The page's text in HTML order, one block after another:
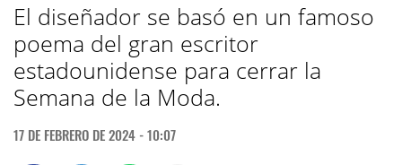
El diseñador se basó en un famoso
poema del gran escritor
estadounidense para cerrar la
Semana de la Moda.
17 DE FEBRERO DE 2024 - 10:07